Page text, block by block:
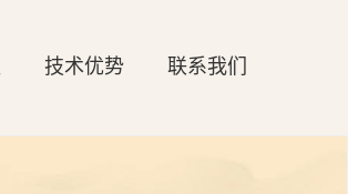
技术优势 联系我们